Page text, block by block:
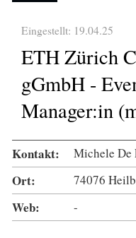
Eingestellt: 19.04.25
ETH Zürich
gGmbH -
Manager:in
Kontakt: Michele De
Ort: 74076
Web: -